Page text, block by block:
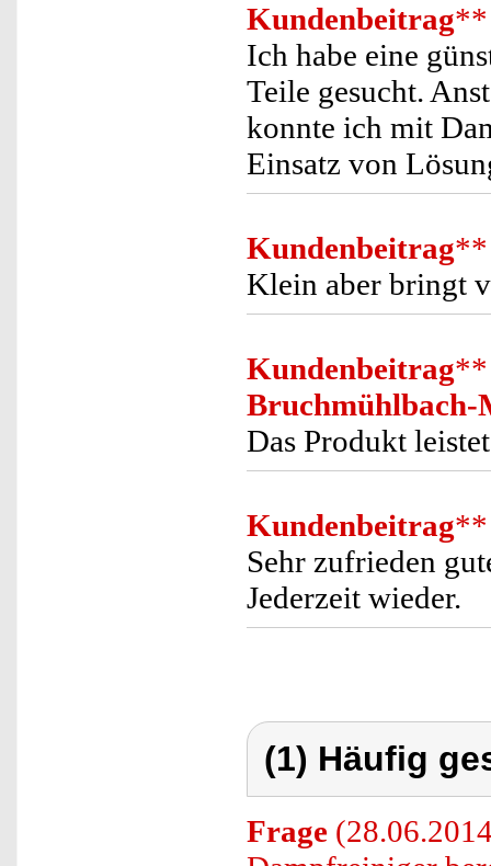
Kundenbeitrag**
Ich habe eine
Teile gesucht.
konnte ich mit
Einsatz von
Kundenbeitrag**
Klein aber bringt
Kundenbeitrag**
Bruchmühlbach-
Das Produkt
Kundenbeitrag**
Sehr zufrieden
Jederzeit wieder.
(1) Häufig
Frage